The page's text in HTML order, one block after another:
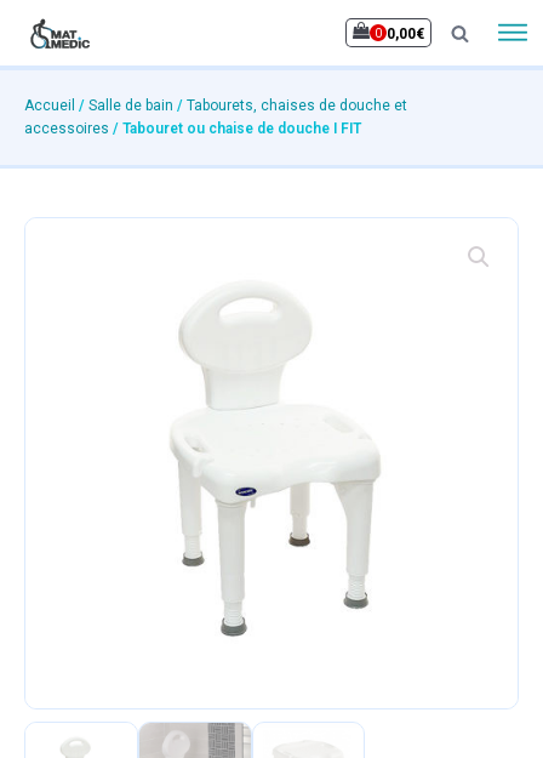
0,00€
Accueil / Salle de bain / Tabourets, chaises de douche et
accessoires / Tabouret ou chaise de douche I FIT